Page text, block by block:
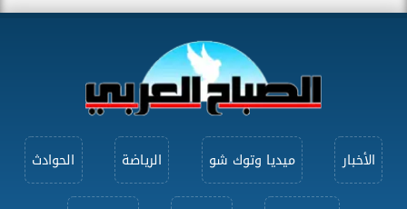
الأخبار ميديا وتوك شو الرياضة الحوادث